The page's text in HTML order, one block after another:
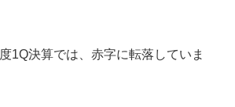
1Q決算では、赤字に転落していま